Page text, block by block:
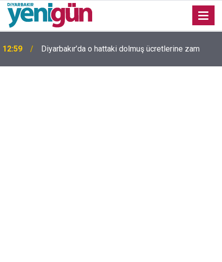
11:58
yeniden gündemde